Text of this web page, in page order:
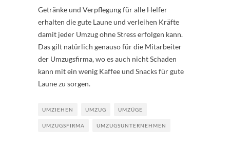
Getränke und Verpflegung für alle Helfer
erhalten die gute Laune und verleihen Kräfte
damit jeder Umzug ohne Stress erfolgen kann.
Das gilt natürlich genauso für die Mitarbeiter
der Umzugsfirma, wo es auch nicht Schaden
kann mit ein wenig Kaffee und Snacks für gute
Laune zu sorgen.
UMZIEHEN UMZUG UMZÜGE
UMZUGSFIRMA UMZUGSUNTERNEHMEN